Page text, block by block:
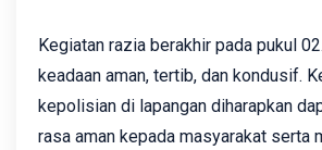
Kegiatan razia berakhir pada pukul
keadaan aman, tertib, dan kondusif.
kepolisian di lapangan diharapkan
rasa aman kepada masyarakat serta